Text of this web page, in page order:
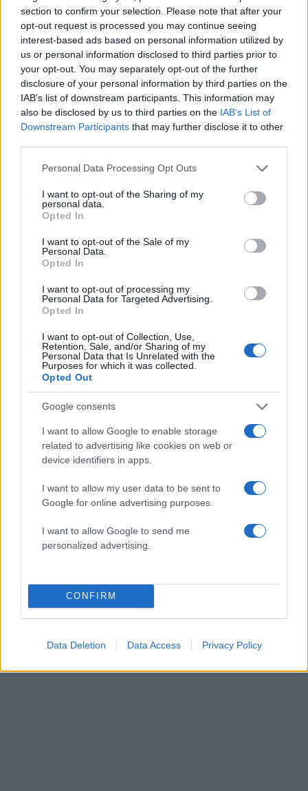
section to confirm your selection. Please note that after your
opt-out request is processed you may continue seeing
interest-based ads based on personal information utilized by
us or personal information disclosed to third parties prior to
your opt-out. You may separately opt-out of the further
disclosure of your personal information by third parties on the
IAB’s list of downstream participants. This information may
also be disclosed by us to third parties on the IAB’s List of
Downstream Participants that may further disclose it to other
Please note that this website/app uses one or more Google
not limited to your visit or usage behaviour. You may click to
grant or deny consent to Google and its third-party tags to
use your data for below specified purposes in below Google
consent section.
Personal Data Processing Opt Outs
I want to opt-out of the Sharing of my
personal data.
Opted In
I want to opt-out of the Sale of my
Personal Data.
Opted In
I want to opt-out of processing my
Personal Data for Targeted Advertising.
Opted In
I want to opt-out of Collection, Use,
Retention, Sale, and/or Sharing of my
Personal Data that Is Unrelated with the
Purposes for which it was collected.
Opted Out
Google consents
I want to allow Google to enable storage
related to advertising like cookies on web or
device identifiers in apps.
I want to allow my user data to be sent to
Google for online advertising purposes.
I want to allow Google to send me
personalized advertising.
CONFIRM
Data Deletion Data Access Privacy Policy
Εν τω μεταξύ, στο Καζακστάν έφτασαν οι πρώτες
ομάδες Ρώσων στρατιωτικών ως μέρος της
στρατιωτικής βοήθειας που ζήτησε ο Καζάκος
πρόεδρος μέσω του Οργανισμού της Συνθήκης
Συλλογικής Ασφάλειας, του οποίου ηγείται η
Ρωσία.
πλαίσιο ειρηνευτικής αποστολής, όπως τη
χαρακτήρισε η στρατιωτική συμμαχία.
Δείτε τις εικόνες από το
Καζακστάν
ΔΙΑΦΗΜΙΣΗ